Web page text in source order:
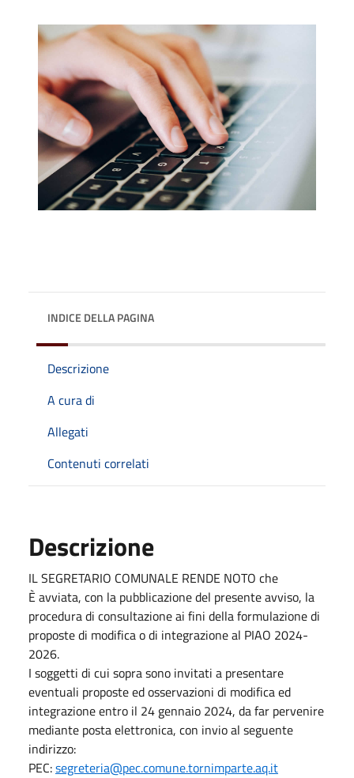
INDICE DELLA PAGINA
Descrizione
A cura di
Allegati
Contenuti correlati
Descrizione
IL SEGRETARIO COMUNALE RENDE NOTO che
È avviata, con la pubblicazione del presente avviso, la
procedura di consultazione ai fini della formulazione di
proposte di modifica o di integrazione al PIAO 2024-
2026.
I soggetti di cui sopra sono invitati a presentare
eventuali proposte ed osservazioni di modifica ed
integrazione entro il 24 gennaio 2024, da far pervenire
mediante posta elettronica, con invio al seguente
indirizzo:
PEC:segreteria@pec.comune.tornimparte.aq.it